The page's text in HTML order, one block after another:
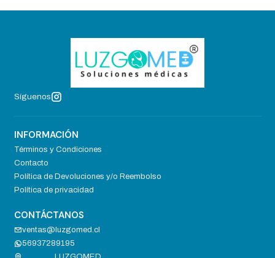
Síguenos
INFORMACIÓN
Términos y Condiciones
Contacto
Política de Devoluciones y/o Reembolso
Política de privacidad
CONTÁCTANOS
ventas@luzgomed.cl
56937289195